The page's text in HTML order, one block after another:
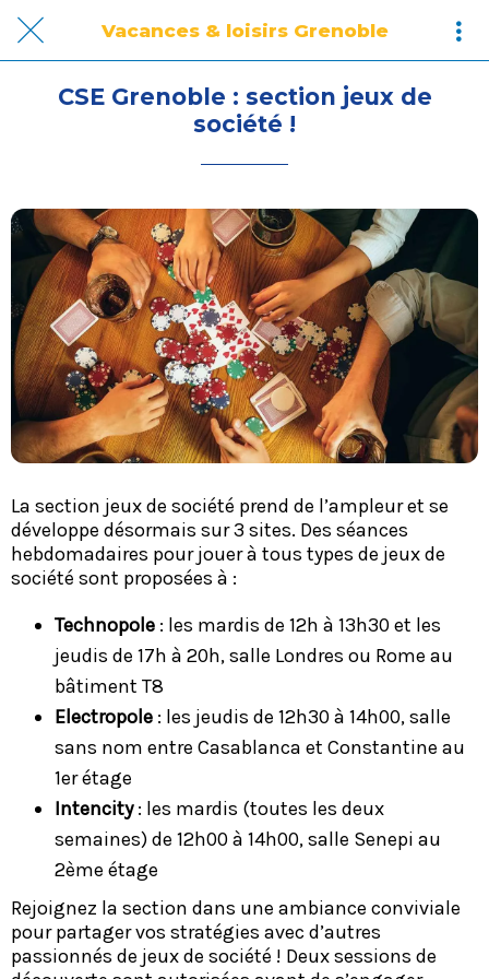
Vacances & loisirs Grenoble
CSE Grenoble : section jeux de
société !
La section jeux de société prend de l’ampleur et se
développe désormais sur 3 sites. Des séances
hebdomadaires pour jouer à tous types de jeux de
société sont proposées à :
Technopole : les mardis de 12h à 13h30 et les
jeudis de 17h à 20h, salle Londres ou Rome au
bâtiment T8
Electropole : les jeudis de 12h30 à 14h00, salle
sans nom entre Casablanca et Constantine au
1er étage
Intencity: les mardis (toutes les deux
semaines) de 12h00 à 14h00, salle Senepi au
2ème étage
Rejoignez la section dans une ambiance conviviale
pour partager vos stratégies avec d’autres
passionnés de jeux de société ! Deux sessions de